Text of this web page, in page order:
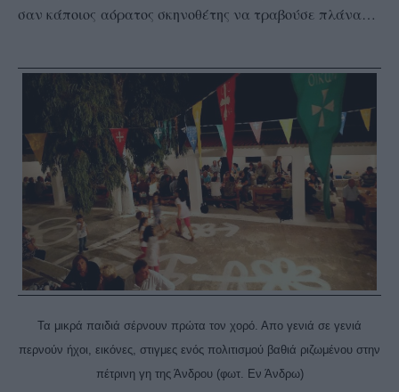
σαν κάποιος αόρατος σκηνοθέτης να τραβούσε πλάνα…
Τα μικρά παιδιά σέρνουν πρώτα τον χορό. Απο γενιά σε γενιά
περνούν ήχοι, εικόνες, στιγμες ενός πολιτισμού βαθιά ριζωμένου στην
πέτρινη γη της Άνδρου (φωτ. Εν Άνδρω)